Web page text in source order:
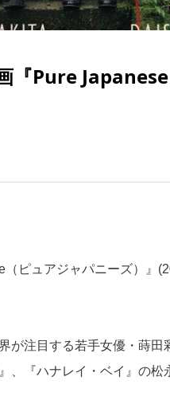
『Pure
ピュアジャパニーズ）』
注目する若手女優・蒔田
、『ハナレイ・ベイ』の